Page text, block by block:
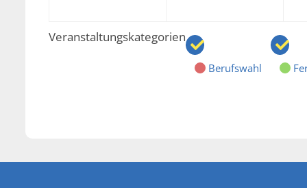
Veranstaltungskategorien
Berufswahl